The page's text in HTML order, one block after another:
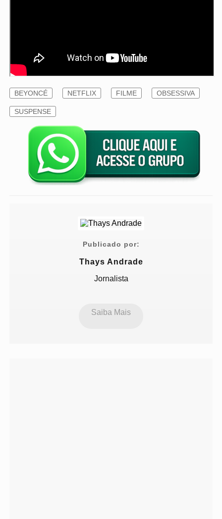
BEYONCÉ NETFLIX FILME OBSESSIVA
SUSPENSE
Publicado por:
Thays Andrade
Jornalista
Saiba Mais